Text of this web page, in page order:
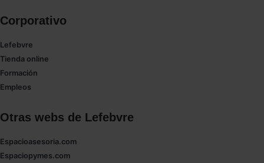
Saber más acerca de las cookies
Corporativo
Lefebvre
Tienda online
Formación
Empleos
Otras webs de Lefebvre
Espacioasesoria.com
Espaciopymes.com